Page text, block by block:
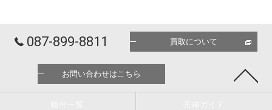
087-899-8811 買取について
お問い合わせはこちら